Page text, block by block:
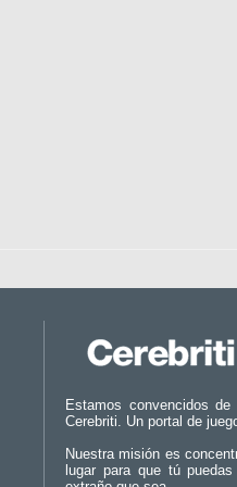
Estamos convencidos
Cerebriti. Un portal de
Nuestra misión es
lugar para que tú